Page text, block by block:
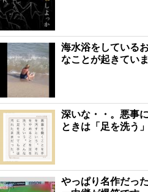
海水浴をしている
なことが起きていま
深いな・・。悪事
ときは「足を洗う
やっぱり名作だっ